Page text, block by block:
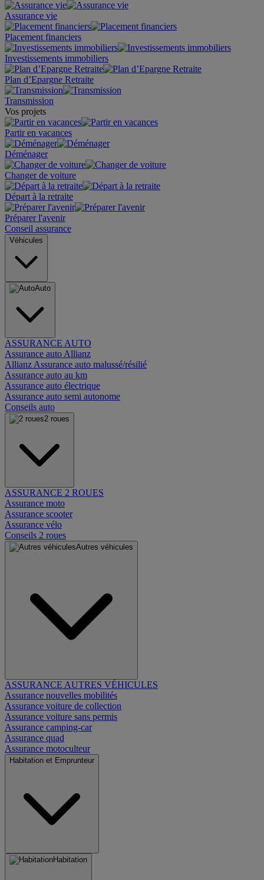
Assurance vie
Placement financiers
Investissements immobiliers
Plan d’Epargne Retraite
Transmission
Vos projets
Partir en vacances
Déménager
Changer de voiture
Départ à la retraite
Préparer l'avenir
Conseil assurance
Véhicules
Auto
ASSURANCE AUTO
Assurance auto Allianz
Allianz Assurance auto malussé/résilié
Assurance auto au km
Assurance auto électrique
Assurance auto semi autonome
Conseils auto
2 roues
ASSURANCE 2 ROUES
Assurance moto
Assurance scooter
Assurance vélo
Conseils 2 roues
Autres véhicules
ASSURANCE AUTRES VÉHICULES
Assurance nouvelles mobilités
Assurance voiture de collection
Assurance voiture sans permis
Assurance camping-car
Assurance quad
Assurance motoculteur
Habitation et Emprunteur
Habitation